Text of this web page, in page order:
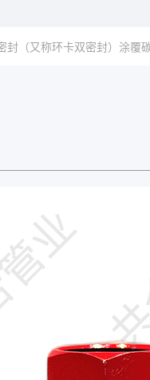
封（又称环卡双密封）涂覆